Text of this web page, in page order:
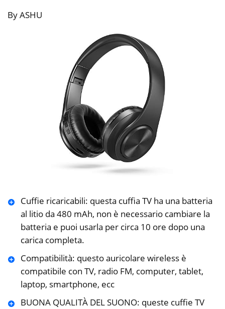
By ASHU
Cuffie ricaricabili: questa cuffia TV ha una batteria
al litio da 480 mAh, non è necessario cambiare la
batteria e puoi usarla per circa 10 ore dopo una
carica completa.
Compatibilità: questo auricolare wireless è
compatibile con TV, radio FM, computer, tablet,
laptop, smartphone, ecc
BUONA QUALITÀ DEL SUONO: queste cuffie TV